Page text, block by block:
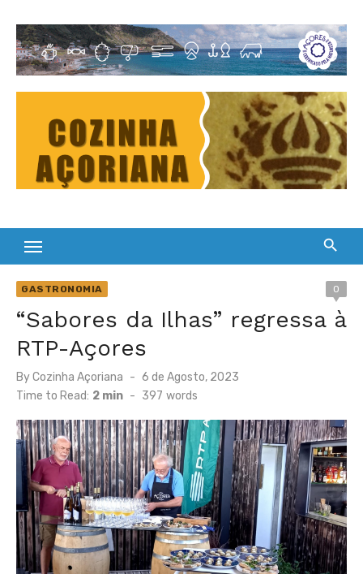
content
Cultura Gastronómica dos Açores
GASTRONOMIA 0
“Sabores da Ilhas” regressa à
RTP-Açores
ByCozinha Açoriana
Posted
on
6 de Agosto, 2023
Time to Read: 2 min - 397 words